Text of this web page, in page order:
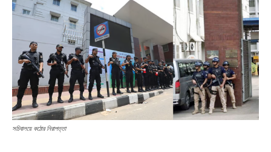
সচিবালয়ে কঠোর নিরাপত্তা